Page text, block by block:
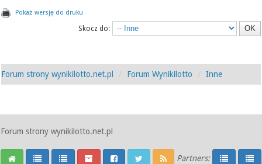
Pokaż wersję do druku
Skocz do:
Forum strony wynikilotto.net.pl Forum Wynikilotto Inne
Forum strony wynikilotto.net.pl
Partners: